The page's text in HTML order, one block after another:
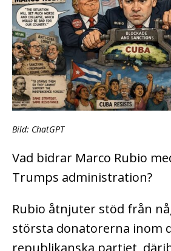
Bild: ChatGPT
Vad bidrar Marco Rubio
Trumps administration?
Rubio åtnjuter stöd från
största donatorerna inom
republikanska partiet,